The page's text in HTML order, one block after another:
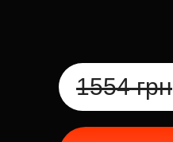
1554 грн